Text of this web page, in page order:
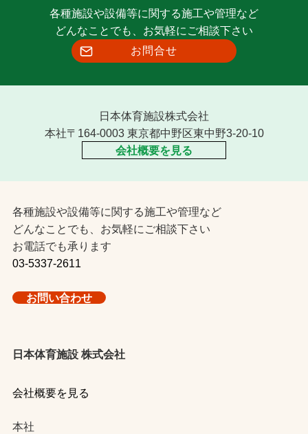
各種施設や設備等に関する施工や管理など
どんなことでも、お気軽にご相談下さい
お問合せ
日本体育施設株式会社
本社〒164-0003 東京都中野区東中野3-20-10
会社概要を見る
各種施設や設備等に関する施工や管理など
どんなことでも、お気軽にご相談下さい
お電話でも承ります
03-5337-2611
お問い合わせ
日本体育施設 株式会社
会社概要を見る
本社